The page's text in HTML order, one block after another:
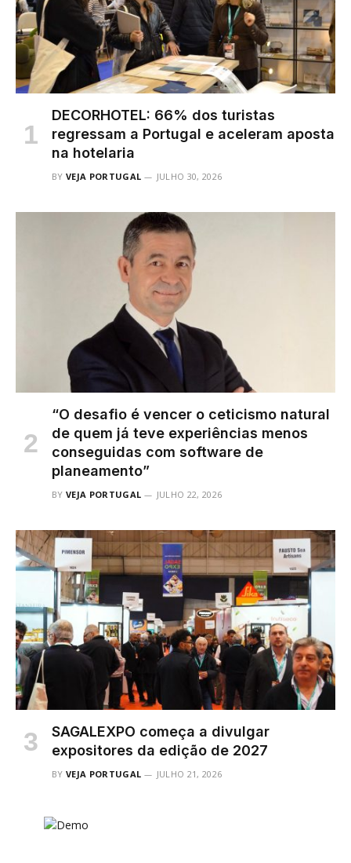
DECORHOTEL: 66% dos turistas
regressam a Portugal e aceleram aposta
na hotelaria
BY VEJA PORTUGAL JULHO 30, 2026
“O desafio é vencer o ceticismo natural
de quem já teve experiências menos
conseguidas com software de
planeamento”
BY VEJA PORTUGAL JULHO 22, 2026
SAGALEXPO começa a divulgar
expositores da edição de 2027
BY VEJA PORTUGAL JULHO 21, 2026